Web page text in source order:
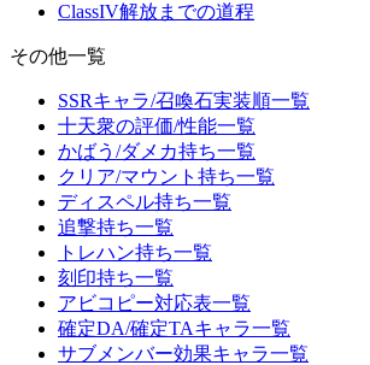
ClassIV解放までの道程
その他一覧
SSRキャラ/召喚石実装順一覧
十天衆の評価/性能一覧
かばう/ダメカ持ち一覧
クリア/マウント持ち一覧
ディスペル持ち一覧
追撃持ち一覧
トレハン持ち一覧
刻印持ち一覧
アビコピー対応表一覧
確定DA/確定TAキャラ一覧
サブメンバー効果キャラ一覧